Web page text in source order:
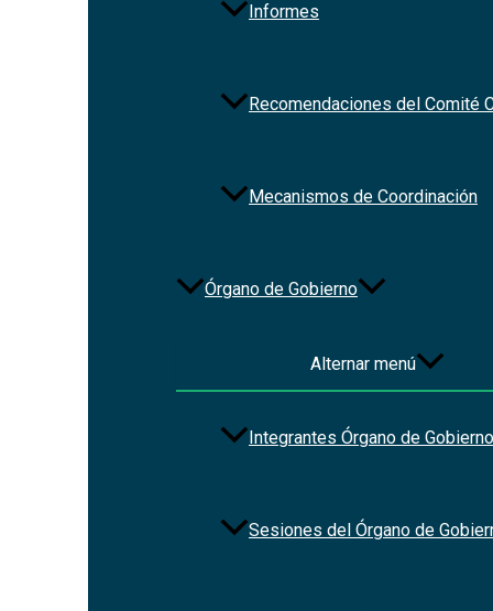
Informes
Recomendaciones del Comité
Mecanismos de Coordinación
Órgano de Gobierno
Alternar menú
Integrantes Órgano de Gobierno
Sesiones del Órgano de